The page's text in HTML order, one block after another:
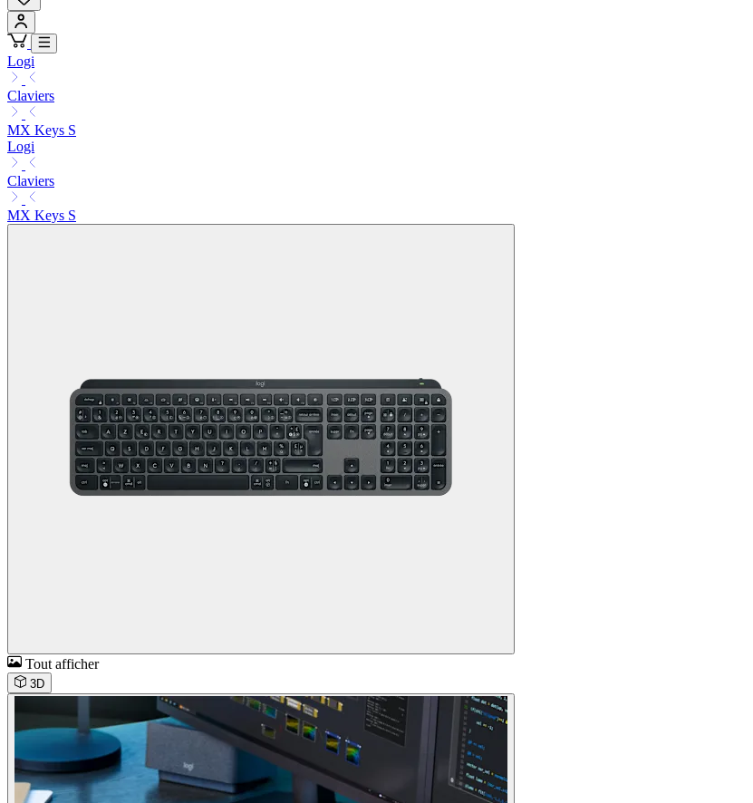
Logi
Claviers
MX Keys S
Logi
Claviers
MX Keys S
Tout afficher
3D